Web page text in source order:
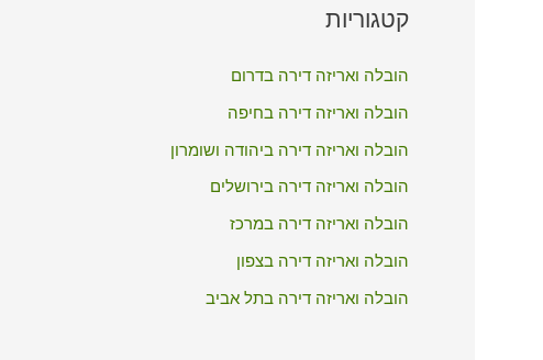
r
h
f
o
קטגוריות
הובלה ואריזה דירה בדרום
הובלה ואריזה דירה בחיפה
הובלה ואריזה דירה ביהודה ושומרון
הובלה ואריזה דירה בירושלים
הובלה ואריזה דירה במרכז
הובלה ואריזה דירה בצפון
הובלה ואריזה דירה בתל אביב